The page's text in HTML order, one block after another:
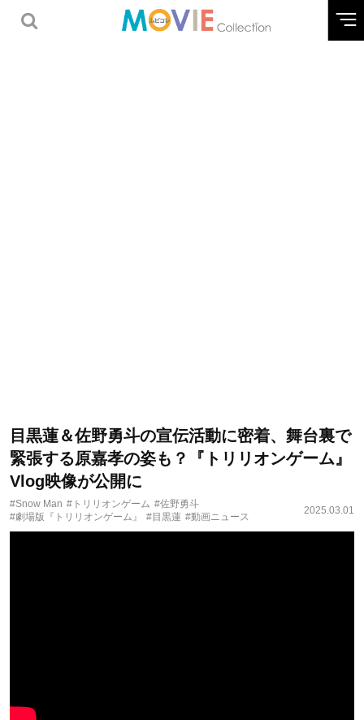
目黒蓮＆佐野勇斗の宣伝活動に密着、舞台裏で
緊張する原嘉孝の姿も？『トリリオンゲーム』
Vlog映像が公開に
#Snow Man #トリリオンゲーム #佐野勇斗
#劇場版『トリリオンゲーム』
#目黒蓮 #動画ニュース
2025.03.01